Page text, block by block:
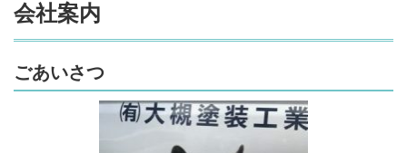
会社案内
ごあいさつ